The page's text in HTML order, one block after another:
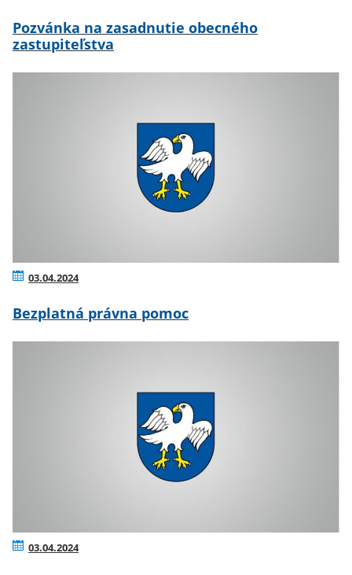
Pozvánka na zasadnutie obecného
zastupiteľstva
03.04.2024
Bezplatná právna pomoc
03.04.2024